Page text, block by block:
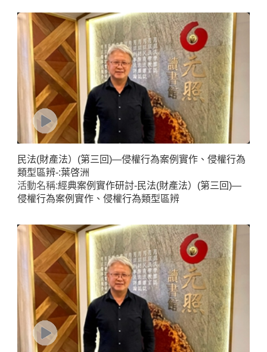
民法(財產法）(第三回)—侵權行為案例實作、侵權行為
類型區辨-:葉啓洲
活動名稱:經典案例實作研討-民法(財產法）(第三回)—
侵權行為案例實作、侵權行為類型區辨